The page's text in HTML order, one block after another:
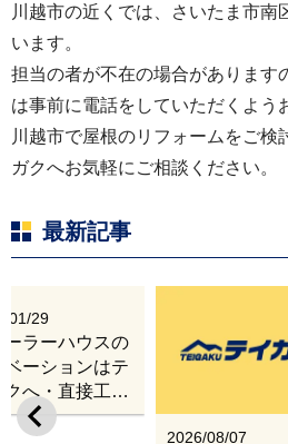
川越市の近くでは、さいたま市南
います。
担当の者が不在の場合があります
は事前に電話をしていただくよう
川越市で屋根のリフォームをご検
ガクへお気軽にご相談ください。
最新記事
2026/08/07
01/29
ーラーハウスの
ベーションはテ
クへ・直接工事
張改修サービス